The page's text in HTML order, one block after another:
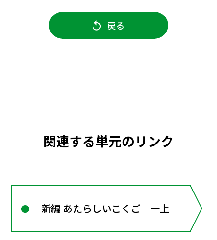
戻る
関連する単元のリンク
新編 あたらしいこくご 一上